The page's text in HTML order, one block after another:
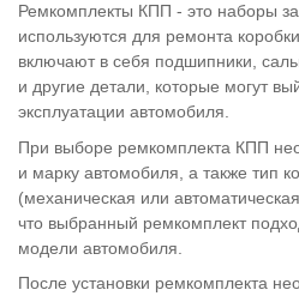
Ремкомплекты КПП - это наборы
используются для ремонта
включают в себя подшипники,
и другие детали, которые могут
эксплуатации автомобиля.
При выборе ремкомплекта КПП
и марку автомобиля, а также тип
(механическая или
что выбранный ремкомплект
модели автомобиля.
После установки ремкомплекта